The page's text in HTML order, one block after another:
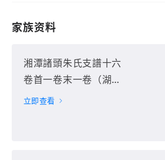
家族资料
湘潭諸頭朱氏支譜十六
卷首一卷末一卷（湖南
省湘潭市）第1册
立即查看